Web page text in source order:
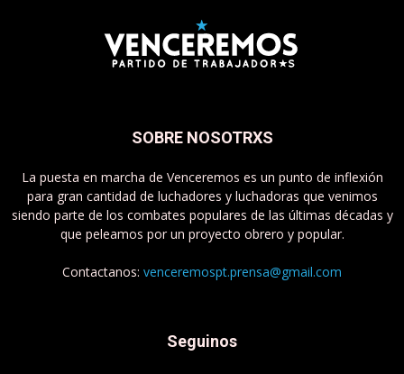
SOBRE NOSOTRXS
La puesta en marcha de Venceremos es un punto de inflexión
para gran cantidad de luchadores y luchadoras que venimos
siendo parte de los combates populares de las últimas décadas y
que peleamos por un proyecto obrero y popular.
Contactanos: venceremospt.prensa@gmail.com
Seguinos